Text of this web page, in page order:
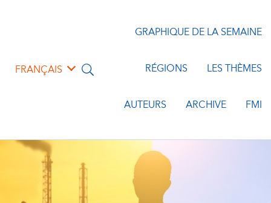
FRANÇAIS
GRAPHIQUE DE LA SEMAINE
RÉGIONS LES THÈMES
AUTEURS ARCHIVE FMI